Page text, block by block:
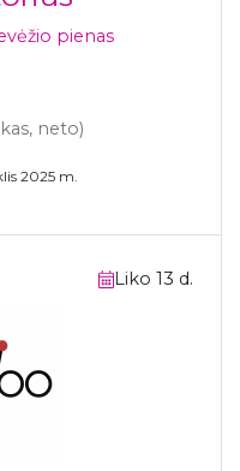
pienas
neto)
2025 m.
Liko 13 d.